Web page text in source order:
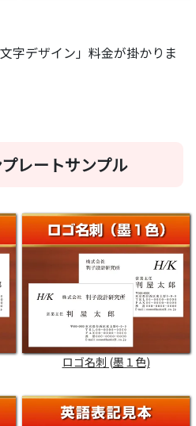
字デザイン」料金が掛かりま
レートサンプル
ロゴ名刺 (墨１色)